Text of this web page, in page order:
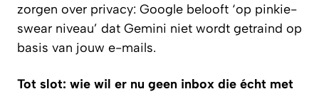
zorgen over privacy: Google belooft ‘op pinkie-
swear niveau’ dat Gemini niet wordt getraind op
basis van jouw e-mails.
Tot slot: wie wil er nu geen inbox die écht met